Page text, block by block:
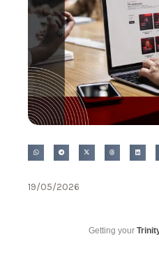
19/05/2026
Getting your